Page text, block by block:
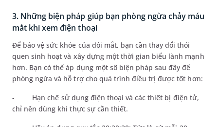
3. Những biện pháp giúp bạn phòng ngừa chảy máu
mắt khi xem điện thoại
Để bảo vệ sức khỏe của đôi mắt, bạn cần thay đổi thói
quen sinh hoạt và xây dựng một thời gian biểu lành mạnh
hơn. Bạn có thể áp dụng một số biện pháp sau đây để
phòng ngừa và hỗ trợ cho quá trình điều trị được tốt hơn:
-
Hạn chế sử dụng điện thoại và các thiết bị điện tử,
chỉ nên dùng khi thực sự cần thiết.